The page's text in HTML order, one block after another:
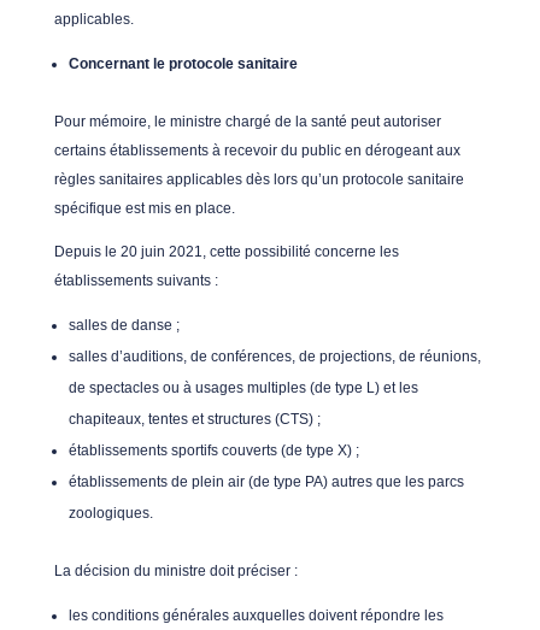
applicables.
Concernant le protocole sanitaire
Pour mémoire, le ministre chargé de la santé peut autoriser
certains établissements à recevoir du public en dérogeant aux
règles sanitaires applicables dès lors qu’un protocole sanitaire
spécifique est mis en place.
Depuis le 20 juin 2021, cette possibilité concerne les
établissements suivants :
salles de danse ;
salles d’auditions, de conférences, de projections, de réunions,
de spectacles ou à usages multiples (de type L) et les
chapiteaux, tentes et structures (CTS) ;
établissements sportifs couverts (de type X) ;
établissements de plein air (de type PA) autres que les parcs
zoologiques.
La décision du ministre doit préciser :
les conditions générales auxquelles doivent répondre les